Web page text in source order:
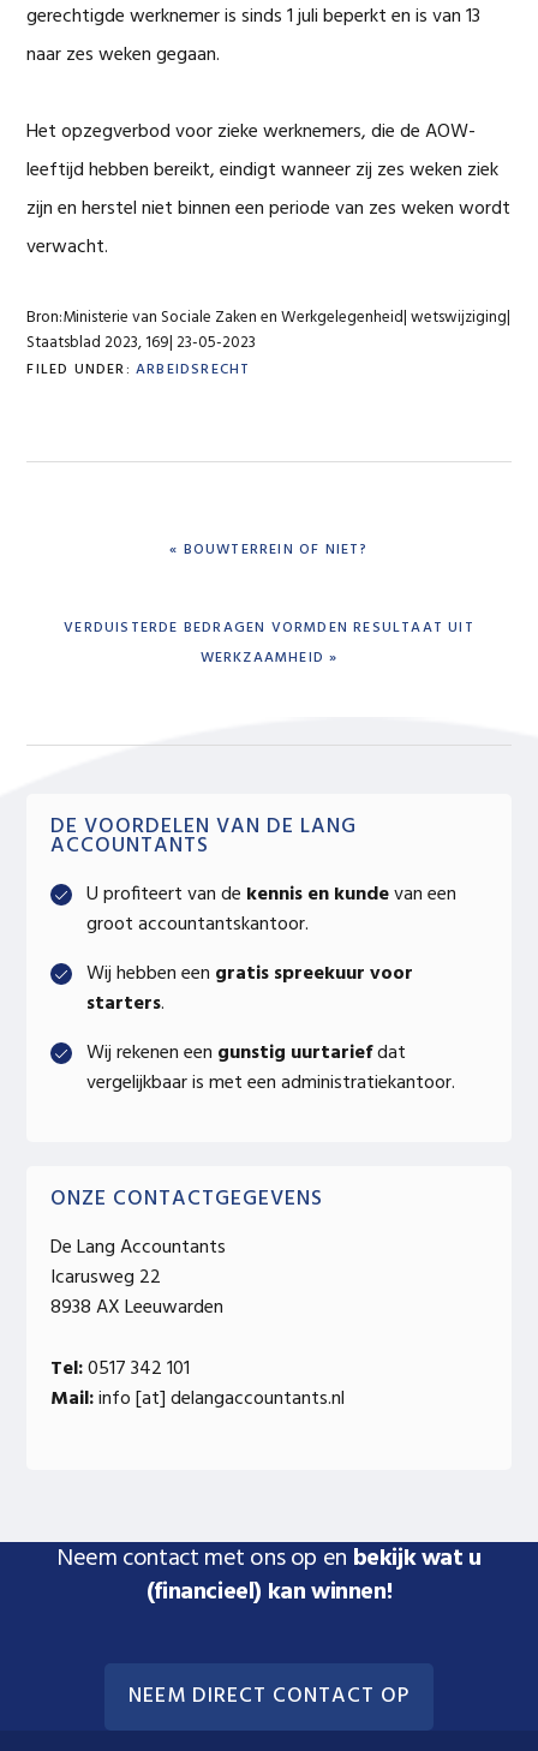
gerechtigde werknemer is sinds 1 juli beperkt en is van 13
naar zes weken gegaan.
Het opzegverbod voor zieke werknemers, die de AOW-
leeftijd hebben bereikt, eindigt wanneer zij zes weken ziek
zijn en herstel niet binnen een periode van zes weken wordt
verwacht.
Bron:Ministerie van Sociale Zaken en Werkgelegenheid| wetswijziging|
Staatsblad 2023, 169| 23-05-2023
FILED UNDER: ARBEIDSRECHT
PREVIOUS
« BOUWTERREIN OF NIET?
NEXT
VERDUISTERDE BEDRAGEN VORMDEN RESULTAAT UIT
WERKZAAMHEID »
Primary
Sidebar
DE VOORDELEN VAN DE LANG
ACCOUNTANTS
U profiteert van de kennis en kundevan een
groot accountantskantoor.
Wij hebben een gratis spreekuur voor
starters.
Wij rekenen een gunstig uurtariefdat
vergelijkbaar is met een administratiekantoor.
ONZE CONTACTGEGEVENS
De Lang Accountants
Icarusweg 22
8938 AX Leeuwarden
Tel:0517 342 101
Mail:info [at] delangaccountants.nl
Neem contact met ons op en bekijk wat u
(financieel) kan winnen!
NEEM DIRECT CONTACT OP